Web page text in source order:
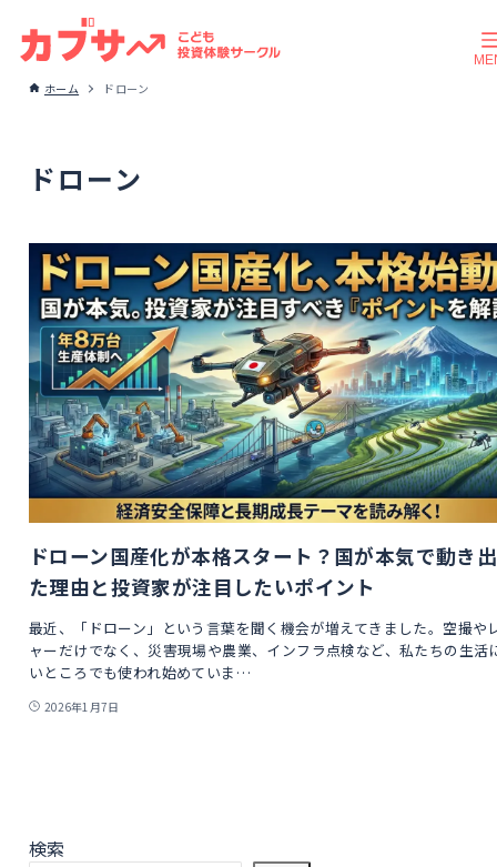
ホーム ドローン
ドローン
ドローン国産化が本格スタート？国が本気で動き
た理由と投資家が注目したいポイント
最近、「ドローン」という言葉を聞く機会が増えてきました。空撮や
ャーだけでなく、災害現場や農業、インフラ点検など、私たちの生活
いところでも使われ始めていま…
2026年1月7日
検索